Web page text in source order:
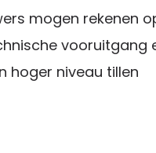
mogen rekenen
vooruitgang
hoger niveau tillen